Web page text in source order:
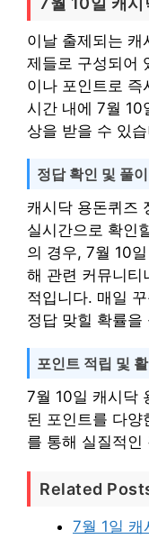
이날 출제되는 캐
제들로 구성되어
이나 포인트로 즉
시간 내에 7월 10
상을 받을 수 있
정답 확인 및 풀
캐시닥 용돈퀴즈
실시간으로 확인
의 경우, 7월 10
해 관련 커뮤니티
적입니다. 매일
정답 맞힐 확률을
포인트 적립 및
7월 10일 캐시닥
된 포인트를 다양
를 통해 실질적인
Related
7월 1일 캐